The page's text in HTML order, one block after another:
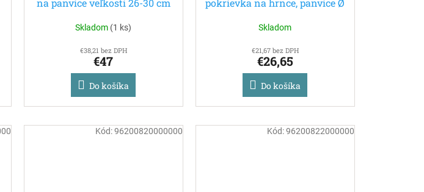
Skladom (1 ks)
€38,21 bez DPH
€47
Do košíka
Skladom
€21,67 bez DPH
€26,65
Do košíka
Kód:96200820000000 Kód:96200822000000